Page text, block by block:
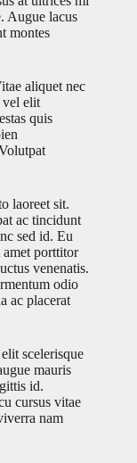
Augue lacus
montes
aliquet nec
vel elit
quis
laoreet sit.
ac tincidunt
sed id. Eu
amet porttitor
venenatis.
odio
ac placerat
scelerisque
mauris
id.
cursus vitae
nam